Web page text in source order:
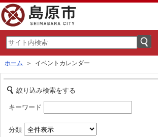
ホーム ＞ イベントカレンダー
絞り込み検索をする
キーワード
分類